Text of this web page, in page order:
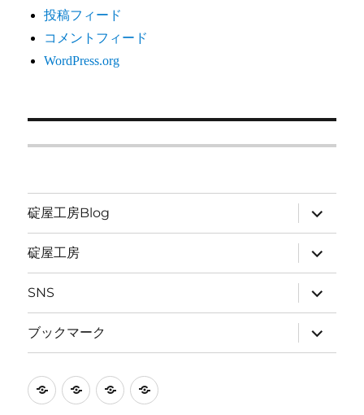
投稿フィード
コメントフィード
WordPress.org
碇屋工房Blog
サ
ブ
メ
ニ
ュ
ー
を
展
開
碇屋工房
サ
ブ
メ
ニ
ュ
ー
を
展
開
SNS
サ
ブ
メ
ニ
ュ
ー
ブックマーク
サ
ブ
メ
碇
碇
SNS
ブ